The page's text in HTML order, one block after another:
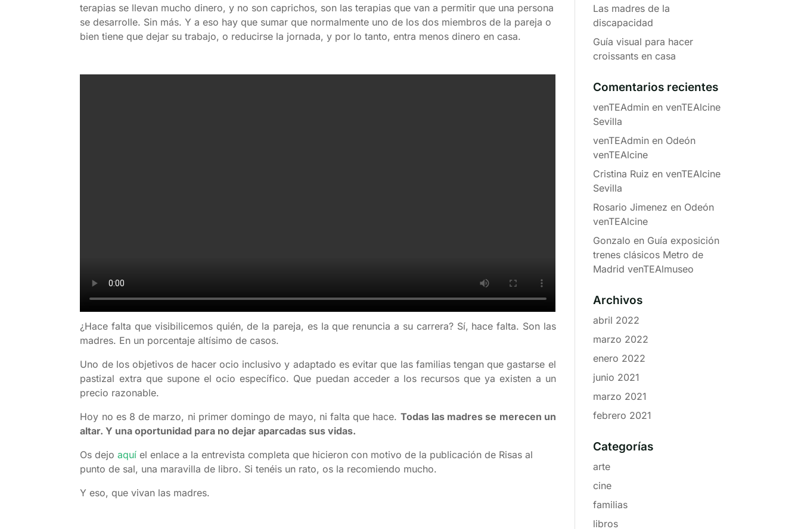
terapias se llevan mucho dinero, y no son caprichos, son las terapias que van a permitir que una persona
se desarrolle. Sin más. Y a eso hay que sumar que normalmente uno de los dos miembros de la pareja o
bien tiene que dejar su trabajo, o reducirse la jornada, y por lo tanto, entra menos dinero en casa.
¿Hace falta que visibilicemos quién, de la pareja, es la que renuncia a su carrera? Sí, hace falta. Son las
madres. En un porcentaje altísimo de casos.
Uno de los objetivos de hacer ocio inclusivo y adaptado es evitar que las familias tengan que gastarse el
pastizal extra que supone el ocio específico. Que puedan acceder a los recursos que ya existen a un
precio razonable.
Hoy no es 8 de marzo, ni primer domingo de mayo, ni falta que hace. Todas las madres se merecen un
altar. Y una oportunidad para no dejar aparcadas sus vidas.
Os dejoaquí el enlace a la entrevista completa que hicieron con motivo de la publicación de Risas al
punto de sal, una maravilla de libro. Si tenéis un rato, os la recomiendo mucho.
Y eso, que vivan las madres.
Las madres de la
discapacidad
Guía visual para hacer
croissants en casa
Comentarios recientes
venTEAdminen venTEAlcine
Sevilla
venTEAdminen Odeón
venTEAlcine
Cristina Ruiz en venTEAlcine
Sevilla
Rosario Jimenez en Odeón
venTEAlcine
Gonzalo en Guía exposición
trenes clásicos Metro de
Madrid venTEAlmuseo
Archivos
abril 2022
marzo 2022
enero 2022
junio 2021
marzo 2021
febrero 2021
Categorías
arte
cine
familias
libros